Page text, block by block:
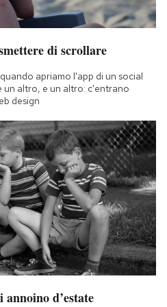
di scrollare
apriamo l'app di un social
altro, e un altro: c'entrano
design
d’estate